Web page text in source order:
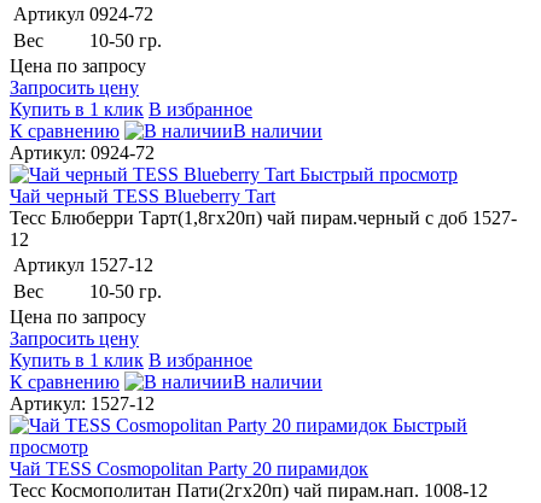
Артикул 0924-72
Вес
10-50 гр.
Цена по запросу
Запросить цену
Купить в 1 клик В избранное
К сравнению
В наличии
Артикул: 0924-72
Быстрый просмотр
Чай черный TESS Blueberry Tart
Тесс Блюберри Тарт(1,8гх20п) чай пирам.черный с доб 1527-
12
Артикул 1527-12
Вес
10-50 гр.
Цена по запросу
Запросить цену
Купить в 1 клик В избранное
К сравнению
В наличии
Артикул: 1527-12
Быстрый
просмотр
Чай TESS Cosmopolitan Party 20 пирамидок
Тесс Космополитан Пати(2гх20п) чай пирам.нап. 1008-12